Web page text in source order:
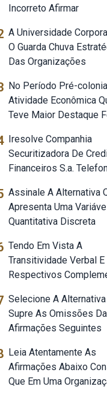
Incorreto Afirmar
A Universidade
O Guarda Chuva
Das Organizações
No Período Pré-
Atividade Econômica
Teve Maior Destaque
Iresolve Companhia
Securitizadora De
Financeiros S.a.
Assinale A Alternativa
Apresenta Uma
Quantitativa Discreta
Tendo Em Vista A
Transitividade Verbal E
Respectivos
Selecione A
Supre As Omissões
Afirmações Seguintes
Leia Atentamente As
Afirmações Abaixo
Que Em Uma